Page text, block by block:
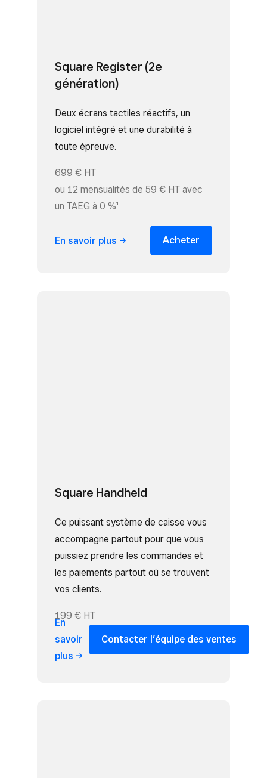
Square Register (2e
génération)
Deux écrans tactiles réactifs, un
logiciel intégré et une durabilité à
toute épreuve.
699 € HT
ou 12 mensualités de 59 € HT avec
un TAEG à 0 %¹
En savoir plus Acheter
Square Handheld
Ce puissant système de caisse vous
accompagne partout pour que vous
puissiez prendre les commandes et
les paiements partout où se trouvent
vos clients.
199 € HT
En
savoir
plus
Contacter l’équipe des ventes